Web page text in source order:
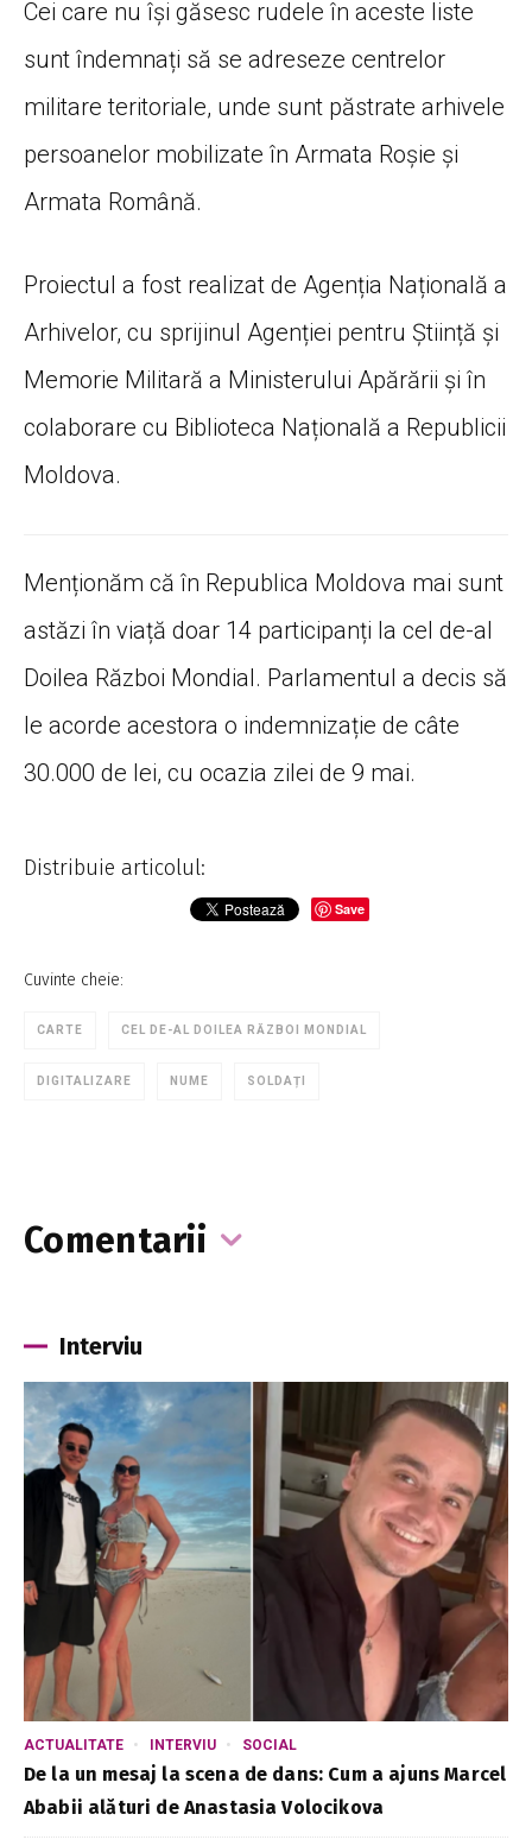
Cei care nu își găsesc rudele în aceste liste
sunt îndemnați să se adreseze centrelor
militare teritoriale, unde sunt păstrate arhivele
persoanelor mobilizate în Armata Roșie și
Armata Română.
Proiectul a fost realizat de Agenția Națională a
Arhivelor, cu sprijinul Agenției pentru Știință și
Memorie Militară a Ministerului Apărării și în
colaborare cu Biblioteca Națională a Republicii
Moldova.
Menționăm că în Republica Moldova mai sunt
astăzi în viață doar 14 participanți la cel de-al
Doilea Război Mondial. Parlamentul a decis să
le acorde acestora o indemnizație de câte
30.000 de lei, cu ocazia zilei de 9 mai.
Distribuie articolul:
Save
Cuvinte cheie:
CARTE CEL DE-AL DOILEA RĂZBOI MONDIAL
DIGITALIZARE NUME SOLDAȚI
Comentarii
Interviu
ACTUALITATE INTERVIU SOCIAL
De la un mesaj la scena de dans: Cum a ajuns Marcel
Ababii alături de Anastasia Volocikova